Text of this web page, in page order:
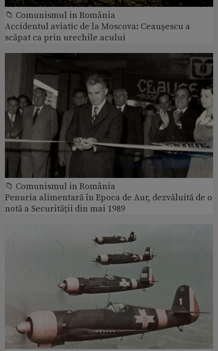
📁 Comunismul in România
Accidentul aviatic de la Moscova: Ceaușescu a
scăpat ca prin urechile acului
📁 Comunismul in România
Penuria alimentară în Epoca de Aur, dezvăluită de o
notă a Securității din mai 1989